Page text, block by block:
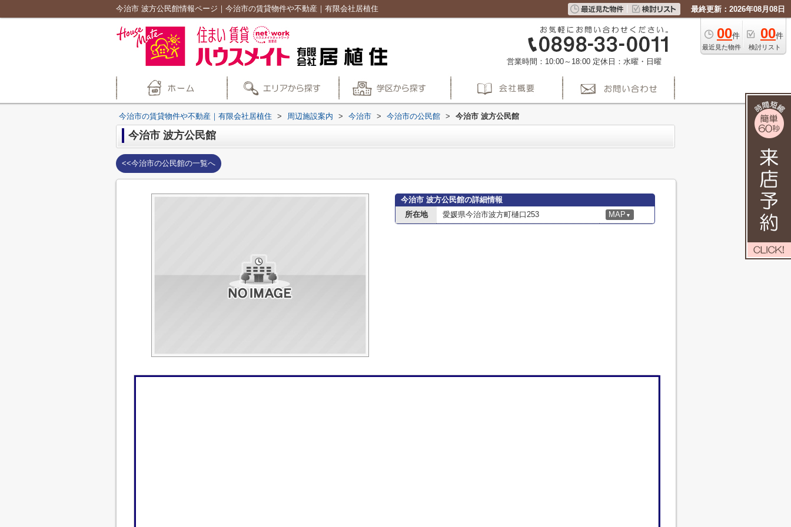
今治市 波方公民館情報ページ｜今治市の賃貸物件や不動産｜有限会社居植住 最終更新：2026年08月08日
00件
最近見た物件
00件
検討リスト
営業時間：10:00～18:00 定休日：水曜・日曜
今治市の賃貸物件や不動産｜有限会社居植住 > 周辺施設案内 > 今治市 > 今治市の公民館 > 今治市 波方公民館
今治市 波方公民館
<<今治市の公民館の一覧へ
今治市 波方公民館の詳細情報
所在地
愛媛県今治市波方町樋口253 MAP ▼